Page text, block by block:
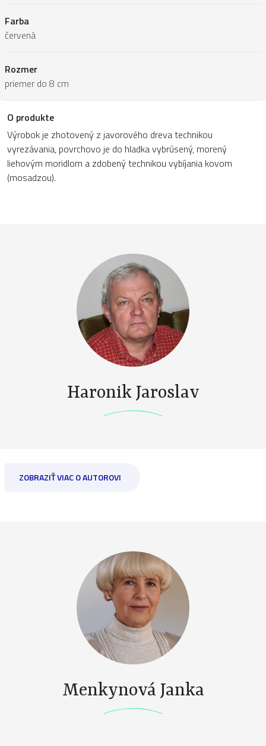
Farba
červená
Rozmer
priemer do 8 cm
O produkte
Výrobok je zhotovený z javorového dreva technikou
vyrezávania, povrchovo je do hladka vybrúsený, morený
liehovým moridlom a zdobený technikou vybíjania kovom
(mosadzou).
Haronik Jaroslav
ZOBRAZIŤ VIAC O AUTOROVI
Menkynová Janka